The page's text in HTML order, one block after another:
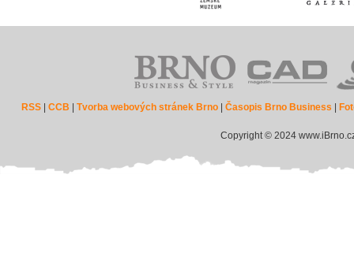
RSS |CCB |Tvorba webových stránek Brno |Časopis Brno Business
Copyright © 2024